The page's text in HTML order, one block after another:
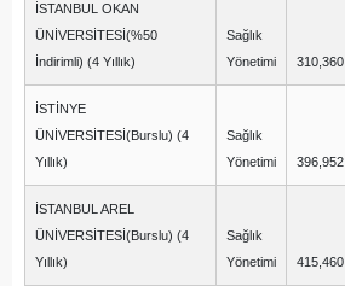
İSTANBUL OKAN
ÜNİVERSİTESİ(%50
İndirimli) (4 Yıllık)
Sağlık
Yönetimi
310,360
İSTİNYE
ÜNİVERSİTESİ(Burslu) (4
Yıllık)
Sağlık
Yönetimi
396,952
İSTANBUL AREL
ÜNİVERSİTESİ(Burslu) (4
Yıllık)
Sağlık
Yönetimi
415,460